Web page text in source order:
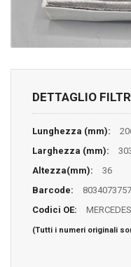
DETTAGLIO
Lunghezza (mm):
Larghezza (mm):
Altezza(mm):
36
Barcode:
Codici OE:
(Tutti i numeri originali